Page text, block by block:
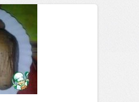
2020